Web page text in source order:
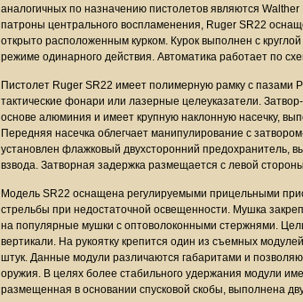
аналогичных по назначению пистолетов являются
патроны центрального воспламенения, Ruger SR22
открыто расположенным курком. Курок выполнен с
режиме одинарного действия. Автоматика работает по
Пистолет Ruger SR22 имеет полимерную рамку с пазами
тактические фонари или лазерные целеуказатели.
основе алюминия и имеет крупную наклонную насечку,
Передняя насечка облегчает манипулирование с
установлен флажковый двухсторонний предохранитель,
взвода. Затворная задержка размещается с левой
Модель SR22 оснащена регулируемыми прицельными
стрельбы при недостаточной освещенности. Мушка
на популярные мушки с оптоволоконными стержнями.
вертикали. На рукоятку крепится один из съемных
штук. Данные модули различаются габаритами и
оружия. В целях более стабильного удержания модули
размещенная в основании спусковой скобы, выполнена